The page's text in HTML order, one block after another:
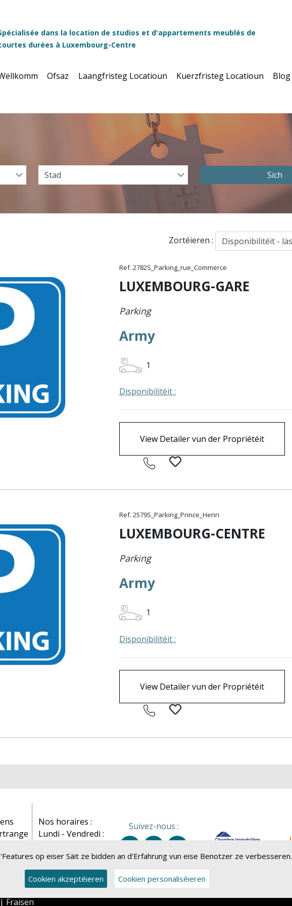
dans la location de studios et d'appartements meublés de
durées à Luxembourg-Centre
Ofsaz Laangfristeg Locatioun Kuerzfristeg Locatioun Blog
Sich
Zortéieren :
Ref. 2782S_Parking_rue_Commerce
LUXEMBOURG-GARE
Parking
Army
1
Disponibilitéit :
View Detailer vun der Propriétéit
Ref. 2579S_Parking_Prince_Henri
LUXEMBOURG-CENTRE
Parking
Army
1
Disponibilitéit :
View Detailer vun der Propriétéit
Nos horaires :
Lundi - Vendredi :
Samedi : Sur RDV
Suivez-nous :
Fraisen
op eiser Säit ze bidden an d'Erfahrung vun eise Benotzer ze verbesseren.
Cookien akzeptéieren Cookien personaliséieren